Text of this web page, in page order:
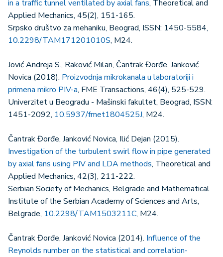
in a traffic tunnel ventilated by axial fans, Theoretical and
Applied Mechanics, 45(2), 151-165.
Srpsko društvo za mehaniku, Beograd, ISSN: 1450-5584,
10.2298/TAM171201010S, M24.
Jović Andreja S., Raković Milan, Čantrak Đorđe, Janković
Novica (2018). Proizvodnja mikrokanala u laboratoriji i
primena mikro PIV-a, FME Transactions, 46(4), 525-529.
Univerzitet u Beogradu - Mašinski fakultet, Beograd, ISSN:
1451-2092, 10.5937/fmet1804525J, M24.
Čantrak Đorđe, Janković Novica, Ilić Dejan (2015).
Investigation of the turbulent swirl flow in pipe generated
by axial fans using PIV and LDA methods, Theoretical and
Applied Mechanics, 42(3), 211-222.
Serbian Society of Mechanics, Belgrade and Mathematical
Institute of the Serbian Academy of Sciences and Arts,
Belgrade, 10.2298/TAM1503211C, M24.
Čantrak Đorđe, Janković Novica (2014). Influence of the
Reynolds number on the statistical and correlation-